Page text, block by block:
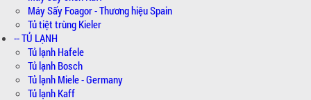
Máy Sấy Foagor - Thương hiệu Spain
Tủ tiệt trùng Kieler
-- TỦ LẠNH
Tủ lạnh Hafele
Tủ lạnh Bosch
Tủ lạnh Miele - Germany
Tủ lạnh Kaff